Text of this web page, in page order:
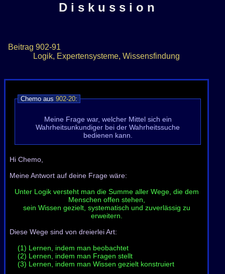
D i s k u s s i o n
Beitrag 902-91
Logik, Expertensysteme, Wissensfindung
Chemo aus 902-20:
Meine Frage war, welcher Mittel sich ein
Wahrheitsunkundiger bei der Wahrheitssuche
bedienen kann.
Hi Chemo,
Meine Antwort auf deine Frage wäre:
Unter Logik versteht man die Summe aller Wege, die dem
Menschen offen stehen,
sein Wissen gezielt, systematisch und zuverlässig zu
erweitern.
Diese Wege sind von dreierlei Art:
(1) Lernen, indem man beobachtet
(2) Lernen, indem man Fragen stellt
(3) Lernen, indem man Wissen gezielt konstruiert